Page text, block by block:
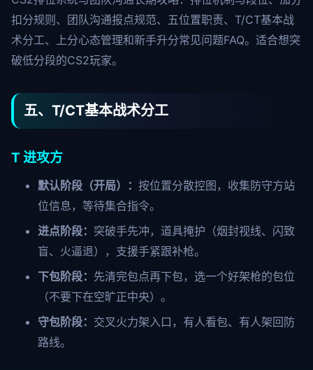
扣分规则、团队沟通报点规范、五位置职责、T/CT基本战
术分工、上分心态管理和新手升分常见问题FAQ。适合想突
破低分段的CS2玩家。
五、T/CT基本战术分工
T 进攻方
默认阶段（开局）： 按位置分散控图，收集防守方站
位信息，等待集合指令。
进点阶段： 突破手先冲，道具掩护（烟封视线、闪致
盲、火逼退），支援手紧跟补枪。
下包阶段： 先清完包点再下包，选一个好架枪的包位
（不要下在空旷正中央）。
守包阶段： 交叉火力架入口，有人看包、有人架回防
路线。